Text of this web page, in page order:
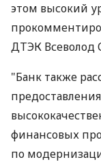
этом высокий
ДТЭК Всеволод
"Банк также
финансовых
по